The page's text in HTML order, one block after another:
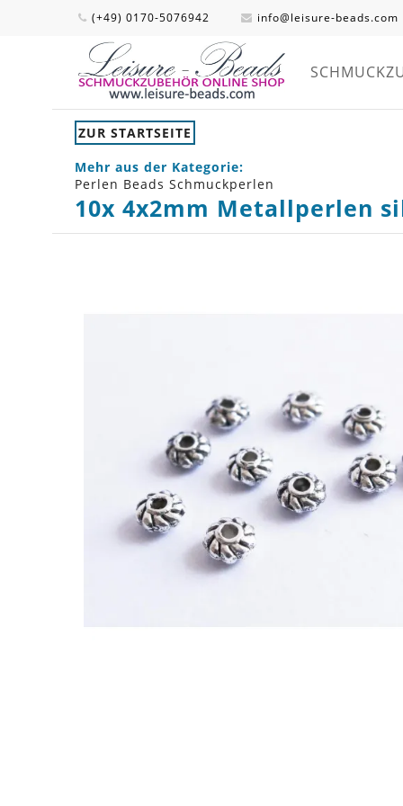
(+49) 0170-5076942 info@leisure-beads.com
ZUR STARTSEITE
Mehr aus der Kategorie:
Perlen Beads Schmuckperlen
10x 4x2mm Metallperlen